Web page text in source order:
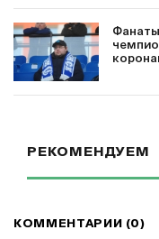
РЕКОМЕНДУЕМ
КОММЕНТАРИИ (0)